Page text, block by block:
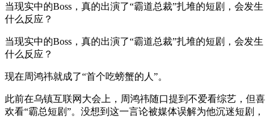
当现实中的Boss，真的出演了“霸道总裁”扎堆的短剧，会发生
什么反应？
当现实中的Boss，真的出演了“霸道总裁”扎堆的短剧，会发生
什么反应？
现在周鸿祎就成了“首个吃螃蟹的人”。
此前在乌镇互联网大会上，周鸿祎随口提到不爱看综艺，但喜
欢看“霸总短剧”。没想到这一言论被媒体误解为他沉迷短剧，